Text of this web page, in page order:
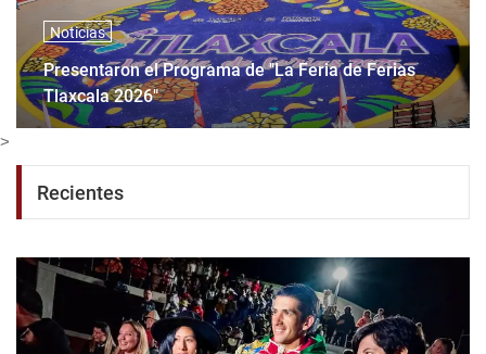
Noticias
Presentaron el Programa de "La Feria de Ferias
Tlaxcala 2026"
>
Recientes